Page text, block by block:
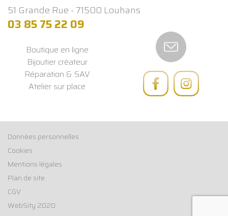
Boutique en ligne
Bijoutier créateur
Réparation & SAV
Atelier sur place
51 Grande Rue - 71500 Louhans
03 85 75 22 09
Données personnelles
Cookies
Mentions légales
Plan de site
CGV
WebSity 2020